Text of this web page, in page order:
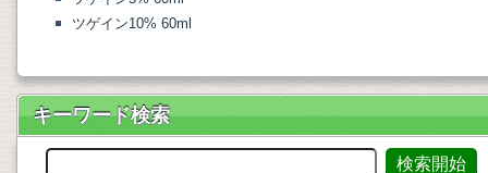
ツゲイン10% 60ml
キーワード検索